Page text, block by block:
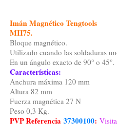
Imán Magnético Tengtools
MH75.
Bloque magnético.
Utilizado cuando las soldaduras
En un ángulo exacto de 90° o 45°.
Características:
Anchura máxima 120 mm
Altura 82 mm
Fuerza magnética 27 N
Peso 0,3 Kg.
PVP Referencia 37300100: